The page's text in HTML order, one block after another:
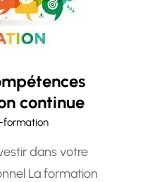
continue
formation
dans votre
La formation